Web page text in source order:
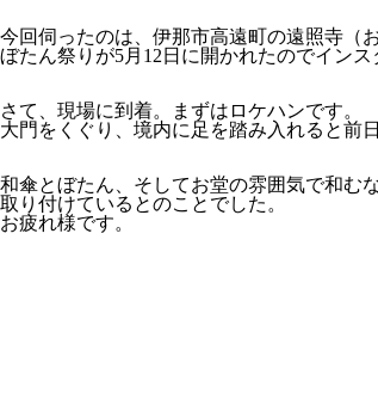
今回伺ったのは、伊那市高遠町の遠照寺（
ぼたん祭りが5月12日に開かれたのでイン
さて、現場に到着。まずはロケハンです。
大門をくぐり、境内に足を踏み入れると前
和傘とぼたん、そしてお堂の雰囲気で和む
取り付けているとのことでした。
お疲れ様です。